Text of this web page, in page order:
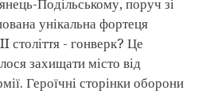
Подільському, поруч зі
унікальна фортеця
століття - гонверк? Це
захищати місто від
Героїчні сторінки оборони